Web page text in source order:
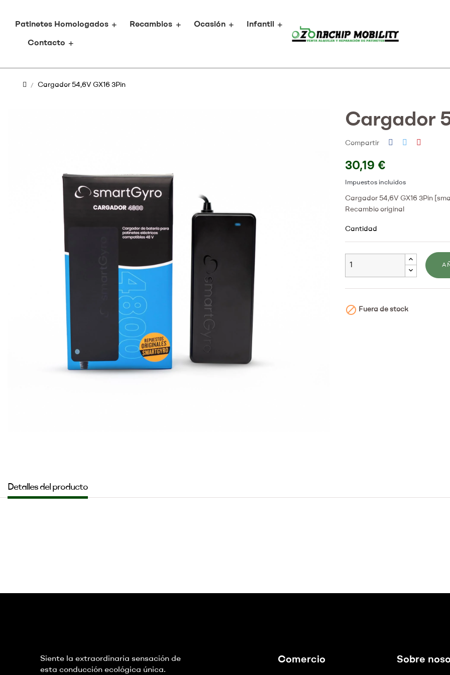
Patinetes Homologados Recambios Ocasión Infantil
Contacto
Cargador 54,6V GX16 3Pin
Cargador
Compartir
30,19 €
Impuestos incluidos
Cargador 54,6V GX16 3Pin
Recambio original
Cantidad
 Fuera de stock
Detalles del producto
Siente la extraordinaria sensación de
esta conducción ecológica única.
Comercio Sobre